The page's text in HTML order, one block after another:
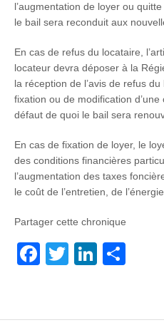
l’augmentation de loyer ou
le bail sera reconduit aux
En cas de refus du locataire,
locateur devra déposer à la
la réception de l’avis de refus
fixation ou de modification
défaut de quoi le bail sera
En cas de fixation de loyer, le
des conditions financières
l’augmentation des taxes
le coût de l’entretien, de
Partager cette chronique
F
e
T
er
Li
e
g